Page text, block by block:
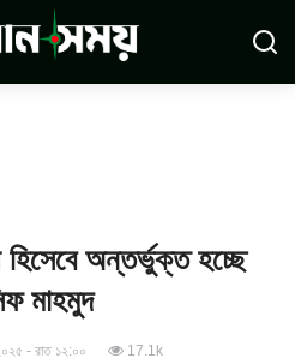
হিসেবে অন্তর্ভুক্ত হচ্ছে
মাহমুদ
- রাত ১২:০০ 17.1k